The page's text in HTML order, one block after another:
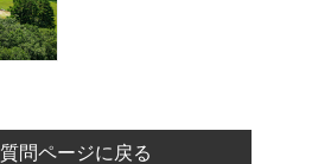
質問ページに戻る